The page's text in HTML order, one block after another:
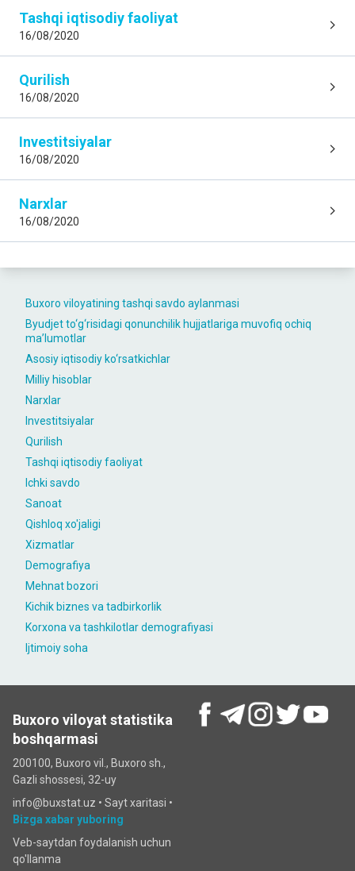
Buxoro viloyatining tashqi savdo aylanmasi
Byudjet to‘g‘risidagi qonunchilik hujjatlariga muvofiq ochiq
maʼlumotlar
Asosiy iqtisodiy ko‘rsatkichlar
Milliy hisoblar
Narxlar
Investitsiyalar
Qurilish
Tashqi iqtisodiy faoliyat
Ichki savdo
Sanoat
Qishloq xo'jaligi
Xizmatlar
Demografiya
Mehnat bozori
Kichik biznes va tadbirkorlik
Korxona va tashkilotlar demografiyasi
Ijtimoiy soha
Tashqi iqtisodiy faoliyat
16/08/2020
Qurilish
16/08/2020
Investitsiyalar
16/08/2020
Narxlar
16/08/2020
Buxoro viloyat statistika
boshqarmasi
200100, Buxoro vil., Buxoro sh.,
Gazli shossesi, 32-uy
info@buxstat.uz • Sayt xaritasi •
Bizga xabar yuboring
Veb-saytdan foydalanish uchun
qo'llanma